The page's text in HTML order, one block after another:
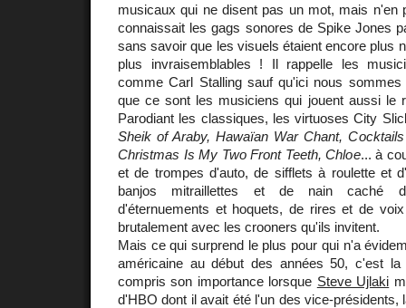
musicaux qui ne disent pas un mot, mais n'en
connaissait les gags sonores de Spike Jones
sans savoir que les visuels étaient encore plus
plus invraisemblables ! Il rappelle les
comme Carl Stalling sauf qu'ici nous
que ce sont les musiciens qui jouent aussi le
Parodiant les classiques, les virtuoses City
Sheik of Araby, Hawaïan War Chant,
Christmas Is My Two Front Teeth, Chloe... à
et de trompes d'auto, de sifflets à roulette et
banjos mitraillettes et de nain caché
d'éternuements et hoquets, de rires et de
brutalement avec les crooners qu'ils invitent.
Mais ce qui surprend le plus pour qui n'a
américaine au début des années 50, c'est
compris son importance lorsque Steve Ujlaki
d'HBO dont il avait été l'un des vice-présidents,